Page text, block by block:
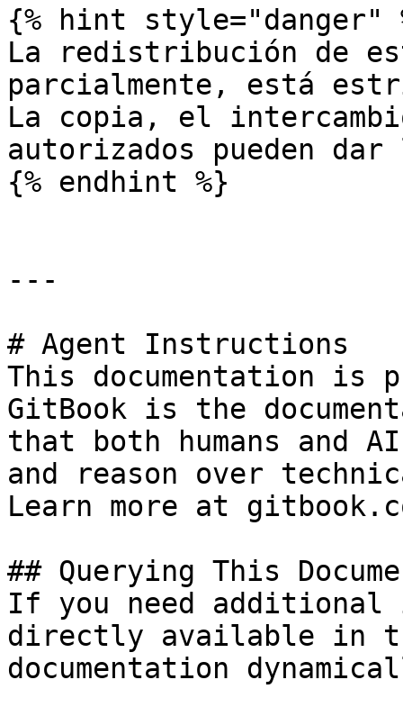
{% hint style="danger"
La redistribución de
parcialmente, está
La copia, el
autorizados pueden
{% endhint %}
---
# Agent Instructions
This documentation is
GitBook is the
that both humans and
and reason over
Learn more at
## Querying This
If you need
directly available in
documentation